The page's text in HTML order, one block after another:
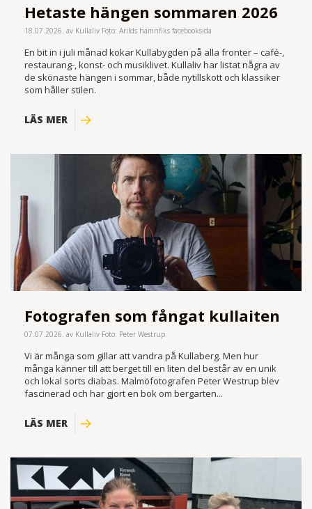
Hetaste hängen sommaren 2026
18.07.2026. av Kullaliv Foto: Arilds hamnfiks facebooksida
En bit in i juli månad kokar Kullabygden på alla fronter – café-,
restaurang-, konst- och musiklivet. Kullaliv har listat några av
de skönaste hängen i sommar, både nytillskott och klassiker
som håller stilen.
LÄS MER
Fotografen som fångat kullaiten
07.07.2026. av Kullaliv Foto: Peter Westrup
Vi är många som gillar att vandra på Kullaberg. Men hur
många känner till att berget till en liten del består av en unik
och lokal sorts diabas. Malmöfotografen Peter Westrup blev
fascinerad och har gjort en bok om bergarten...
LÄS MER